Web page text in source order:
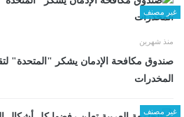
غير مصنف
منذ شهرين
صندوق مكافحة الإدمان يشكر "المتحدة"
المخدرات
غير مصنف